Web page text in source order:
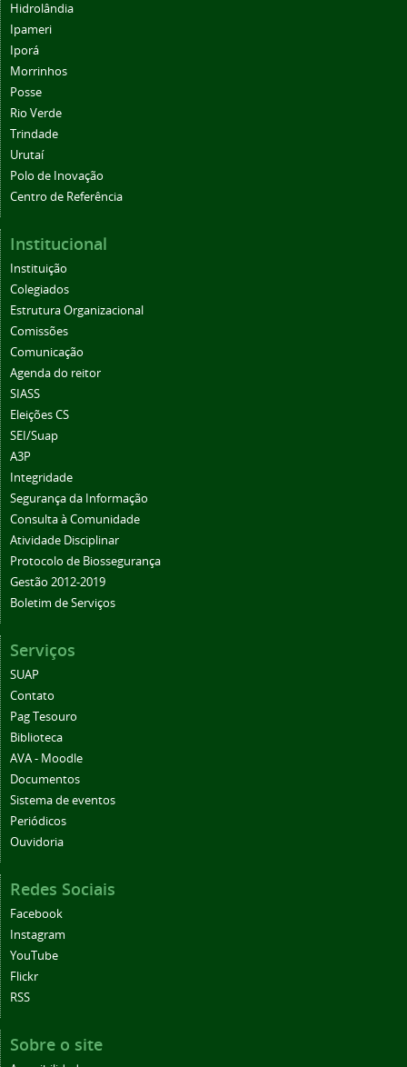
Hidrolândia
Ipameri
Iporá
Morrinhos
Posse
Rio Verde
Trindade
Urutaí
Polo de Inovação
Centro de Referência
Institucional
Instituição
Colegiados
Estrutura Organizacional
Comissões
Comunicação
Agenda do reitor
SIASS
Eleições CS
SEI/Suap
A3P
Integridade
Segurança da Informação
Consulta à Comunidade
Atividade Disciplinar
Protocolo de Biossegurança
Gestão 2012-2019
Boletim de Serviços
Serviços
SUAP
Contato
Pag Tesouro
Biblioteca
AVA - Moodle
Documentos
Sistema de eventos
Periódicos
Ouvidoria
Redes Sociais
Facebook
Instagram
YouTube
Flickr
RSS
Sobre o site